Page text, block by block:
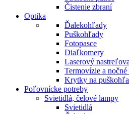
Čistenie zbraní
Optika
Ďalekohľady
Puškohľady
Fotopasce
Diaľkomery
Laserový
Termovízie a nočné
Krytky na
Poľovnícke potreby
Svietidlá, čelové lampy
Svietidlá